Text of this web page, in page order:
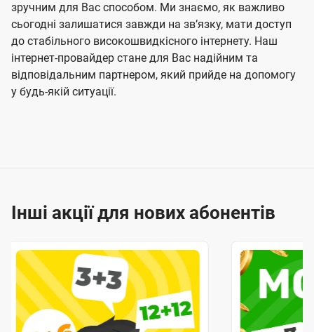
зручним для Вас способом. Ми знаємо, як важливо
сьогодні залишатися завжди на звʼязку, мати доступ
до стабільного високошвидкісного інтернету. Наш
інтернет-провайдер стане для Вас надійним та
відповідальним партнером, який прийде на допомогу
у будь-якій ситуації.
Інші акції для нових абонентів